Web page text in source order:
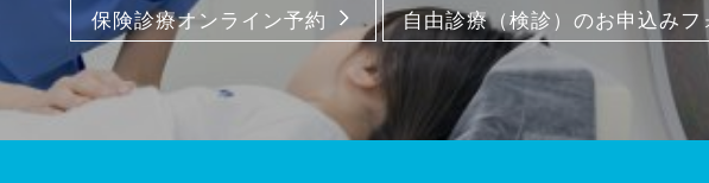
保険診療オンライン予約 自由診療（検診）のお申込みフ